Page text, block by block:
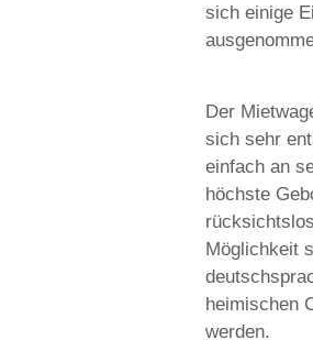
sich einige
Der
sich sehr
einfach an
höchste
Möglichkeit
heimischen
werden.